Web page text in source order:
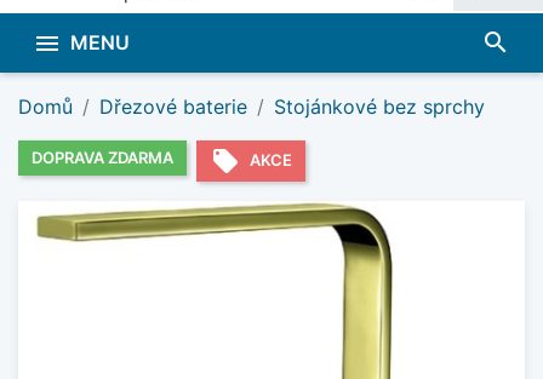
 MENU search
Domů Dřezové baterie Stojánkové bez sprchy
DOPRAVA ZDARMA local_offer AKCE